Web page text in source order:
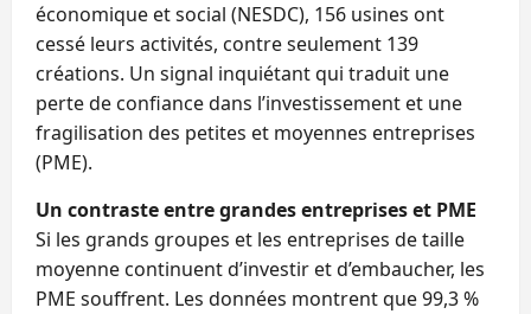
économique et social (NESDC), 156 usines ont
cessé leurs activités, contre seulement 139
créations. Un signal inquiétant qui traduit une
perte de confiance dans l’investissement et une
fragilisation des petites et moyennes entreprises
(PME).
Un contraste entre grandes entreprises et PME
Si les grands groupes et les entreprises de taille
moyenne continuent d’investir et d’embaucher, les
PME souffrent. Les données montrent que 99,3 %